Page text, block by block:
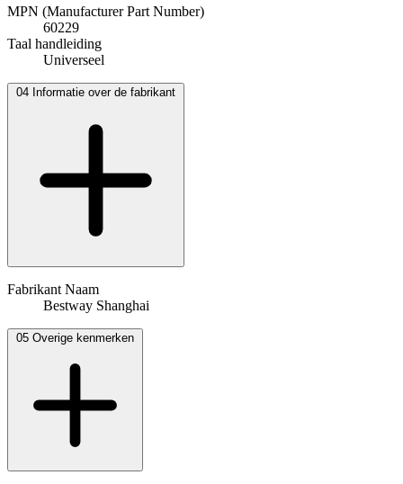
MPN (Manufacturer Part Number)
60229
Taal handleiding
Universeel
04 Informatie over de fabrikant
Fabrikant Naam
Bestway Shanghai
05 Overige kenmerken